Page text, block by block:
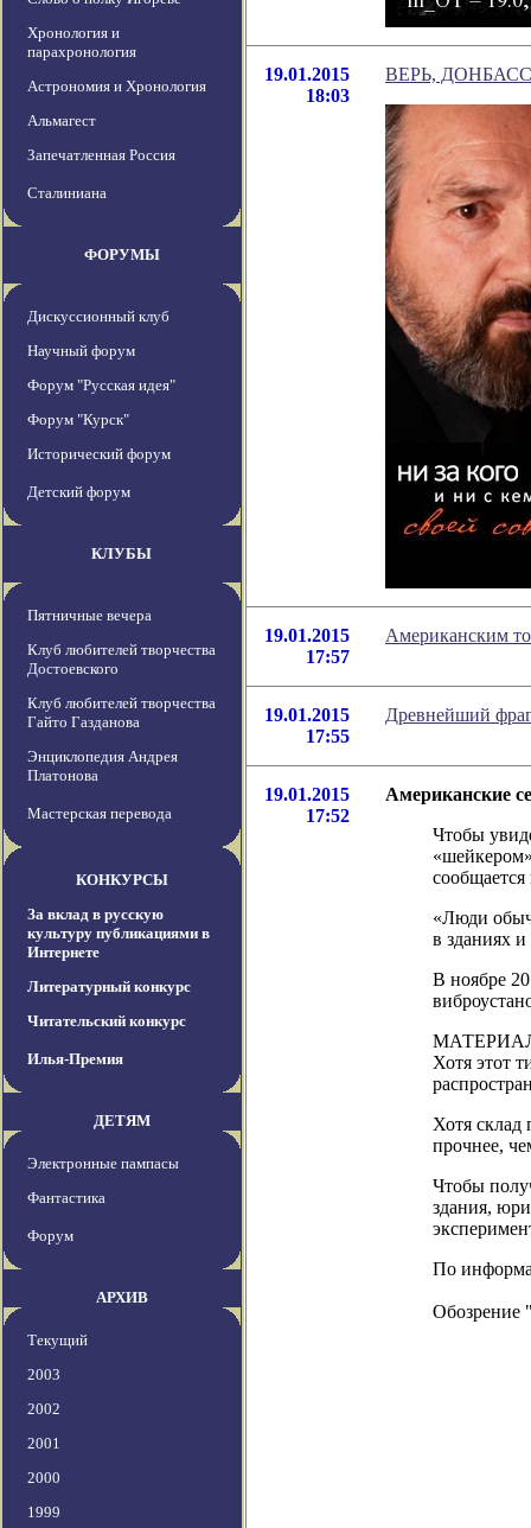
Хронология и
парахронология
Астрономия и Хронология
Альмагест
Запечатленная Россия
Сталиниана
ФОРУМЫ
Дискуссионный клуб
Научный форум
Форум "Русская идея"
Форум "Курск"
Исторический форум
Детский форум
КЛУБЫ
Пятничные вечера
Клуб любителей творчества
Достоевского
Клуб любителей творчества
Гайто Газданова
Энциклопедия Андрея
Платонова
Мастерская перевода
КОНКУРСЫ
За вклад в русскую
культуру публикациями в
Интернете
Литературный конкурс
Читательский конкурс
Илья-Премия
ДЕТЯМ
Электронные пампасы
Фантастика
Форум
АРХИВ
Текущий
2003
2002
2001
2000
1999
19.01.2015
18:03
ВЕРЬ,
19.01.2015
17:57
Американским
19.01.2015
17:55
Древнейший
19.01.2015
17:52
Американские
Чтобы
«Люди
в зданиях
В ноябре
МАТЕРИАЛЫ
Хотя этот
Хотя склад
прочнее,
Чтобы
здания,
По
Обозрение